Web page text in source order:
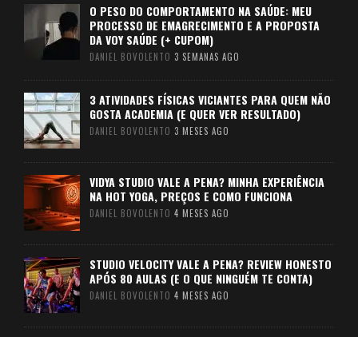
O PESO DO COMPORTAMENTO NA SAÚDE: MEU
PROCESSO DE EMAGRECIMENTO E A PROPOSTA
DA VOY SAÚDE (+ CUPOM)
DANIEL BOVOLENTO 3 SEMANAS AGO
3 ATIVIDADES FÍSICAS VICIANTES PARA QUEM NÃO
GOSTA ACADEMIA (E QUER VER RESULTADO)
DANIEL BOVOLENTO 3 MESES AGO
VIDYA STUDIO VALE A PENA? MINHA EXPERIÊNCIA
NA HOT YOGA, PREÇOS E COMO FUNCIONA
DANIEL BOVOLENTO 4 MESES AGO
STUDIO VELOCITY VALE A PENA? REVIEW HONESTO
APÓS 80 AULAS (E O QUE NINGUÉM TE CONTA)
DANIEL BOVOLENTO 4 MESES AGO